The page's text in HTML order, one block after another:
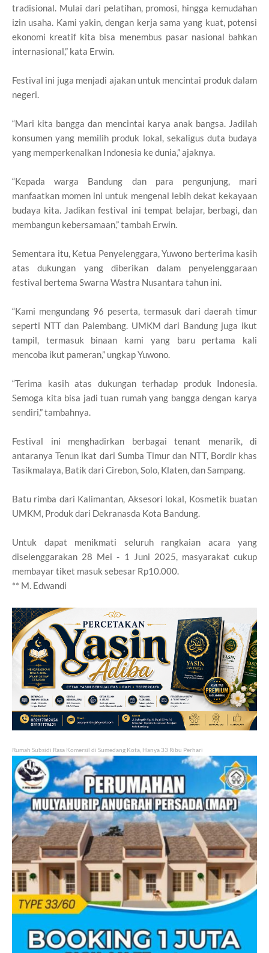
tradisional. Mulai dari pelatihan, promosi, hingga kemudahan
izin usaha. Kami yakin, dengan kerja sama yang kuat, potensi
ekonomi kreatif kita bisa menembus pasar nasional bahkan
internasional,” kata Erwin.
Festival ini juga menjadi ajakan untuk mencintai produk dalam
negeri.
“Mari kita bangga dan mencintai karya anak bangsa. Jadilah
konsumen yang memilih produk lokal, sekaligus duta budaya
yang memperkenalkan Indonesia ke dunia,” ajaknya.
“Kepada warga Bandung dan para pengunjung, mari
manfaatkan momen ini untuk mengenal lebih dekat kekayaan
budaya kita. Jadikan festival ini tempat belajar, berbagi, dan
membangun kebersamaan,” tambah Erwin.
Sementara itu, Ketua Penyelenggara, Yuwono berterima kasih
atas dukungan yang diberikan dalam penyelenggaraan
festival bertema Swarna Wastra Nusantara tahun ini.
“Kami mengundang 96 peserta, termasuk dari daerah timur
seperti NTT dan Palembang. UMKM dari Bandung juga ikut
tampil, termasuk binaan kami yang baru pertama kali
mencoba ikut pameran,” ungkap Yuwono.
“Terima kasih atas dukungan terhadap produk Indonesia.
Semoga kita bisa jadi tuan rumah yang bangga dengan karya
sendiri,” tambahnya.
Festival ini menghadirkan berbagai tenant menarik, di
antaranya Tenun ikat dari Sumba Timur dan NTT, Bordir khas
Tasikmalaya, Batik dari Cirebon, Solo, Klaten, dan Sampang.
Batu rimba dari Kalimantan, Aksesori lokal, Kosmetik buatan
UMKM, Produk dari Dekranasda Kota Bandung.
Untuk dapat menikmati seluruh rangkaian acara yang
diselenggarakan 28 Mei - 1 Juni 2025, masyarakat cukup
membayar tiket masuk sebesar Rp10.000.
** M. Edwandi
Rumah Subsidi Rasa Komersil di Sumedang Kota, Hanya 33 Ribu Perhari